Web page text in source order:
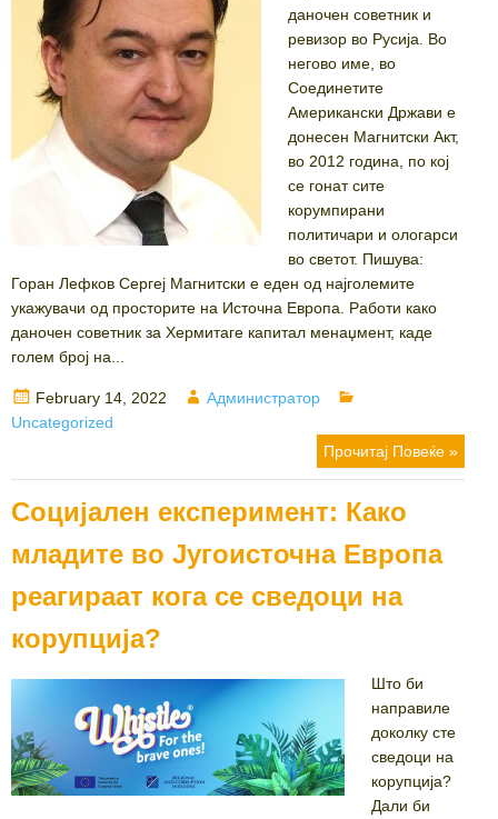
даночен советник и
ревизор во Русија. Во
негово име, во
Соединетите
Американски Држави е
донесен Магнитски Акт,
во 2012 година, по кој
се гонат сите
корумпирани
политичари и ологарси
во светот. Пишува:
Горан Лефков Сергеј Магнитски е еден од најголемите
укажувачи од просторите на Источна Европа. Работи како
даночен советник за Хермитаге капитал менаџмент, каде
голем број на...
Posted
on
February 14, 2022 Author
Администратор
Uncategorized
Прочитај Повеќе »
Социјален експеримент: Како
младите во Југоисточна Европа
реагираат кога се сведоци на
корупција?
Што би
направиле
доколку сте
сведоци на
корупција?
Дали би